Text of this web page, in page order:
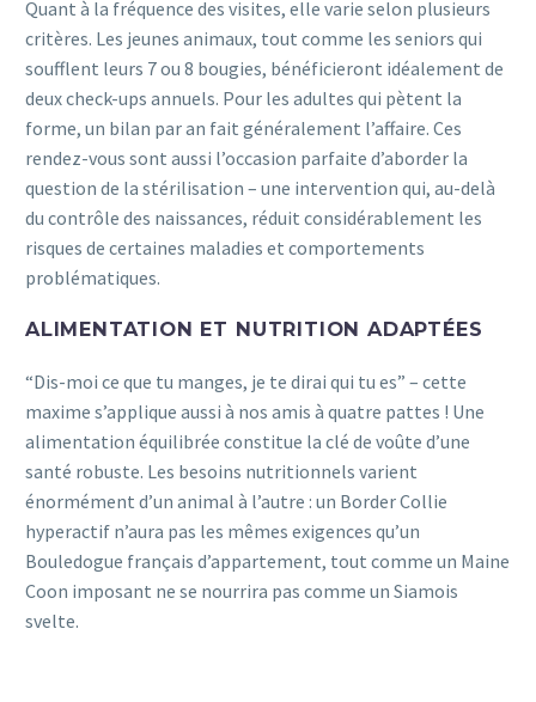
Quant à la fréquence des visites, elle varie selon plusieurs
critères. Les jeunes animaux, tout comme les seniors qui
soufflent leurs 7 ou 8 bougies, bénéficieront idéalement de
deux check-ups annuels. Pour les adultes qui pètent la
forme, un bilan par an fait généralement l’affaire. Ces
rendez-vous sont aussi l’occasion parfaite d’aborder la
question de la stérilisation – une intervention qui, au-delà
du contrôle des naissances, réduit considérablement les
risques de certaines maladies et comportements
problématiques.
ALIMENTATION ET NUTRITION ADAPTÉES
“Dis-moi ce que tu manges, je te dirai qui tu es” – cette
maxime s’applique aussi à nos amis à quatre pattes ! Une
alimentation équilibrée constitue la clé de voûte d’une
santé robuste. Les besoins nutritionnels varient
énormément d’un animal à l’autre : un Border Collie
hyperactif n’aura pas les mêmes exigences qu’un
Bouledogue français d’appartement, tout comme un Maine
Coon imposant ne se nourrira pas comme un Siamois
svelte.